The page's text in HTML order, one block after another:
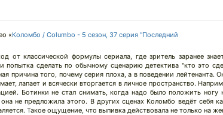
«Коломбо / Columbo - 5 сезон, 37 серия "Последний
от классической формулы сериала, где зритель заранее
попытка сделать по обычному сценарию детектива "кто это
причина того, почему серия плоха, а в поведении лейтенанта.
лапает и всячески вторгается в личное пространство.
Ботинки не стал снимать, когда надо было положить
не предложила этого. В других сценах Коломбо ведёт себя
Такое ощущение, что выпивка действовала не только на